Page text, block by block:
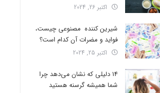
اکتبر 26, 2024
شیرین کننده مصنوعی چیست،
فواید و مضرات آن کدام است؟
اکتبر 25, 2024
14 دلیلی که نشان می‌دهد چرا
شما همیشه گرسنه هستید